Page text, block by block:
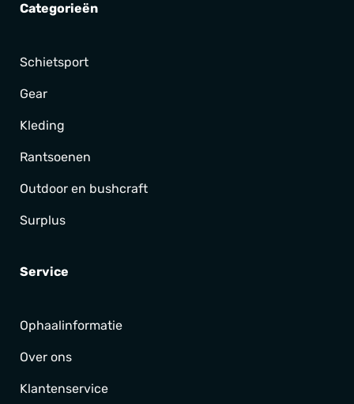
Categorieën
Schietsport
Gear
Kleding
Rantsoenen
Outdoor en bushcraft
Surplus
Service
Ophaalinformatie
Over ons
Klantenservice